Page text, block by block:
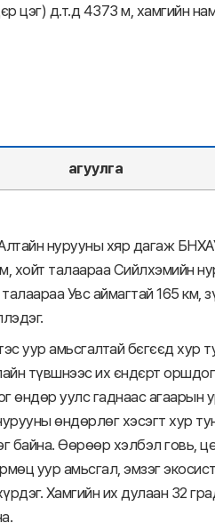
цэг) д.т.д 4373 м, хамгийн
агуулга
нурууны хяр дагаж
хойт талаараа Сийлхэмийн
Увс аймагтай 165 км,
уур амьсгалтай бєгєєд
түвшнээс их єндєрт
өндөр уулс гаднаас агаарын
өндөрлөг хэсэгт хур
Өөрөөр хэлбэл говь,
уур амьсгал, эмзэг
Хамгийн их дулаан 32